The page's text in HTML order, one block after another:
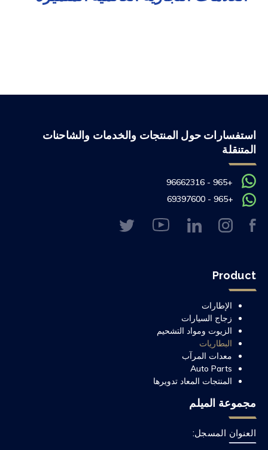
استفسارات حول المنتجات والخدمات والشاحنات
المتنقلة
+965 - 96662316
+965 - 69397600
Product
الإطارات
زجاج السيارات
الزيوت ومواد التشحيم
البطاريات
معدات المرآب
Auto Parts
المنتجات المعاد تدويرها
مجموعة الميلم
العنوان المسجل: